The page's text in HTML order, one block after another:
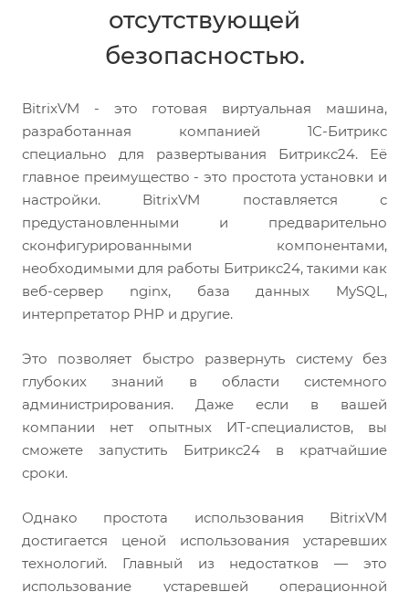
отсутствующей
безопасностью.
BitrixVM - это готовая виртуальная машина,
разработанная компанией 1С-Битрикс
специально для развертывания Битрикс24. Её
главное преимущество - это простота установки и
настройки. BitrixVM поставляется с
предустановленными и предварительно
сконфигурированными компонентами,
необходимыми для работы Битрикс24, такими как
веб-сервер nginx, база данных MySQL,
интерпретатор PHP и другие.
Это позволяет быстро развернуть систему без
глубоких знаний в области системного
администрирования. Даже если в вашей
компании нет опытных ИТ-специалистов, вы
сможете запустить Битрикс24 в кратчайшие
сроки.
Однако простота использования BitrixVM
достигается ценой использования устаревших
технологий. Главный из недостатков — это
использование устаревшей операционной